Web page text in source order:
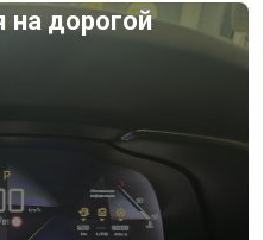
на дорогой